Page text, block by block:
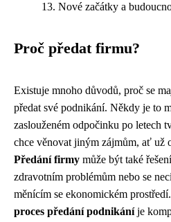
Nové začátky a
Proč předat firmu?
Existuje mnoho důvodů, proč se
předat své podnikání. Někdy je to
zaslouženém odpočinku po letech
chce věnovat jiným zájmům, ať už
Předání firmy může být také
zdravotním problémům nebo se
měnícím se ekonomickém
proces předání podnikáníje